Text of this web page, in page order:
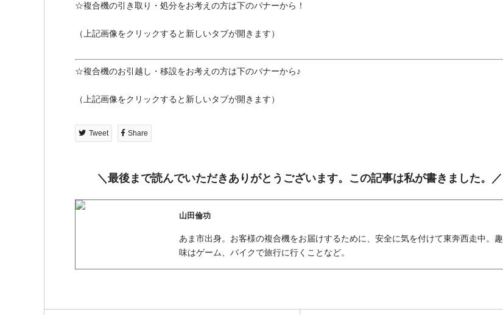
☆複合機の引き取り・処分をお考えの方は下のバナーから！
（上記画像をクリックすると新しいタブが開きます）
☆複合機のお引越し・移設をお考えの方は下のバナーから♪
（上記画像をクリックすると新しいタブが開きます）
Tweet Share
＼最後まで読んでいただきありがとうございます。この記事は私が書きました。／
山田倫功
あま市出身。お客様の複合機をお届けするために、安全に気を付けて東奔西走中。趣
味はゲーム、バイクで旅行に行くことなど。